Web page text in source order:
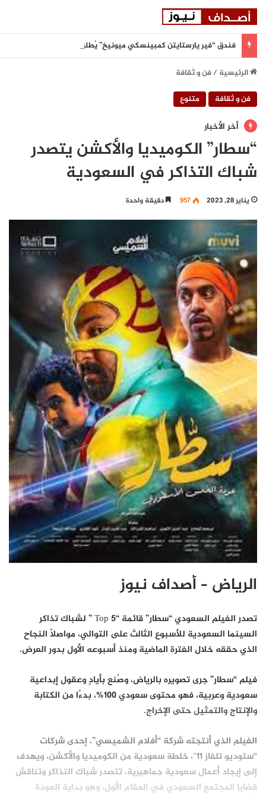
الرئيسية/فن و ثقافة
فن و ثقافة
متنوع
أخر الأخبار
“سطار” الكوميديا والأكشن يتصدر
شباك التذاكر في السعودية
يناير 28, 2023 957 دقيقة واحدة
الرياض – أصداف نيوز
تصدر الفيلم السعودي “سطار” قائمة “Top 5 ” لشباك تذاكر
السينما السعودية للأسبوع الثالث على التوالي، مواصلًا النجاح
الذي حققه خلال الفترة الماضية ومنذ أسبوعه الأول بدور العرض.
فيلم “سطار” جرى تصويره بالرياض، وصُنع بأيادٍ وعقول إبداعية
سعودية وعربية، فهو محتوى سعودي 100%، بدءًا من الكتابة
والإنتاج والتمثيل حتى الإخراج.
الفيلم الذي أنتجته شركة “أفلام الشميسي”، إحدى شركات
“ستوديو تلفاز 11″، خلطة سعودية من الكوميديا والأكشن، ويهدف
إلى إيجاد أعمال سعودية جماهيرية، تتصدر شباك التذاكر وتناقش
قضايا المجتمع السعودي في المقام الأول، وهو بداية العودة